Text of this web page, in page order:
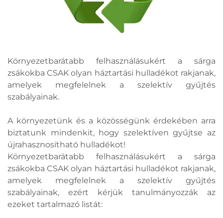
Környezetbarátabb felhasználásukért a sárga
zsákokba CSAK olyan háztartási hulladékot rakjanak,
amelyek megfelelnek a szelektív gyűjtés
szabályainak.
A környezetünk és a közösségünk érdekében arra
biztatunk mindenkit, hogy szelektíven gyűjtse az
újrahasznosítható hulladékot!
Környezetbarátabb felhasználásukért a sárga
zsákokba CSAK olyan háztartási hulladékot rakjanak,
amelyek megfelelnek a szelektív gyűjtés
szabályainak, ezért kérjük tanulmányozzák az
ezeket tartalmazó listát: